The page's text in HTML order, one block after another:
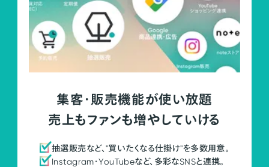
集客・販売機能が使い放題
売上もファンも増やしていける
抽選販売など、"買いたくなる仕掛け"を多数用意。
Instagram・YouTubeなど、多彩なSNSと連携。